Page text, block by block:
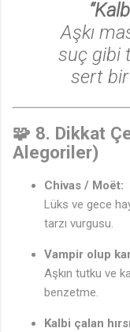
Aşkı
suç gibi
sert
🧩 8. Dikkat
Alegoriler)
Chivas / Moët:
Lüks ve gece
tarzı vurgusu.
Vampir olup
Aşkın tutku ve
benzetme.
Kalbi çalan